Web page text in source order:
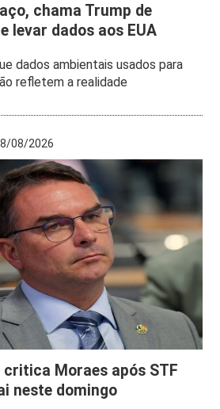
chama Trump de
levar dados aos EUA
dados ambientais usados para
refletem a realidade
08/2026
critica Moraes após STF
neste domingo